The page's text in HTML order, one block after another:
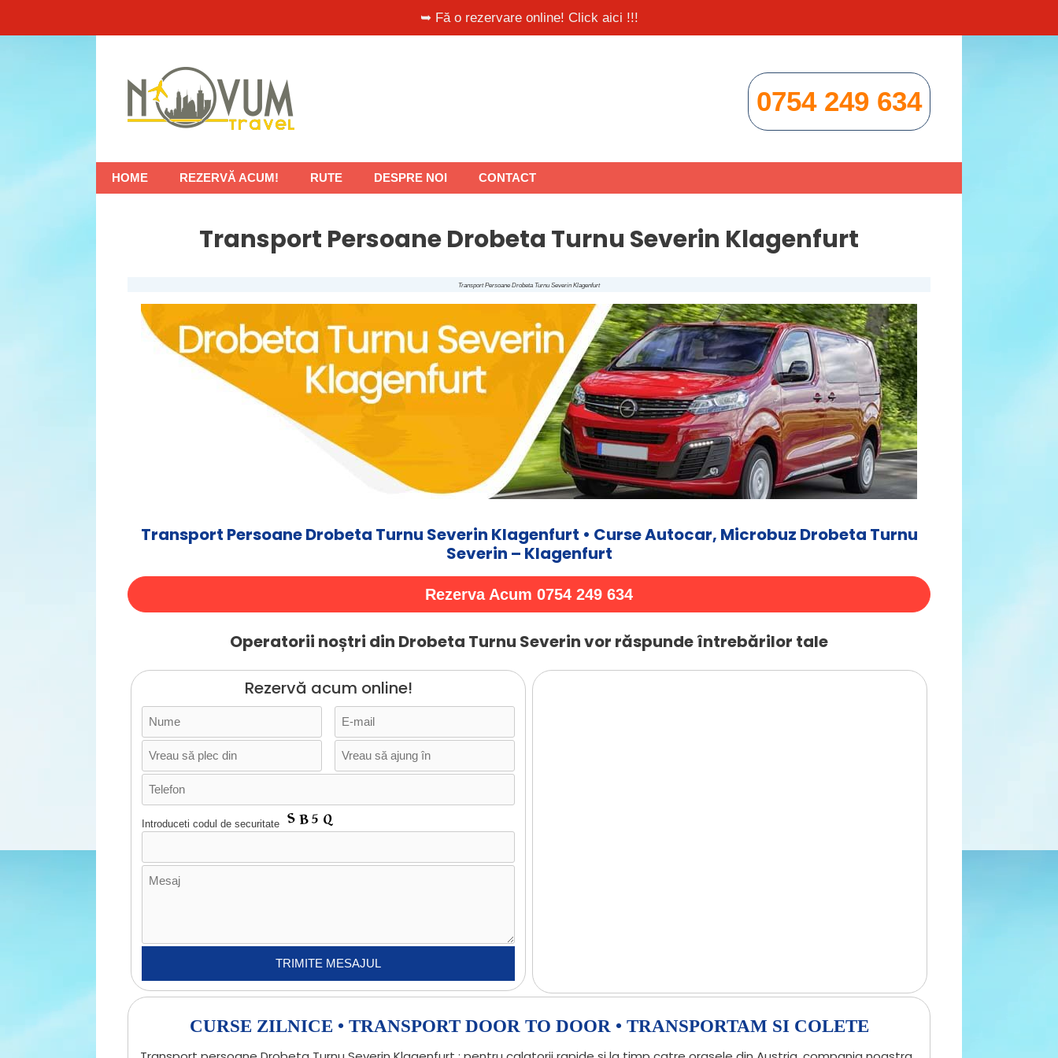
➥ Fă o rezervare online! Click aici !!!
0754 249 634
HOME REZERVĂ ACUM! RUTE DESPRE NOI CONTACT
Transport Persoane Drobeta Turnu Severin Klagenfurt
Transport Persoane Drobeta Turnu Severin Klagenfurt
Transport Persoane Drobeta Turnu Severin Klagenfurt • Curse Autocar, Microbuz Drobeta Turnu
Severin – Klagenfurt
Rezerva Acum 0754 249 634
Operatorii noștri din Drobeta Turnu Severin vor răspunde întrebărilor tale
Rezervă acum online!
Introduceti codul de securitate
CURSE ZILNICE • TRANSPORT DOOR TO DOOR • TRANSPORTAM SI COLETE